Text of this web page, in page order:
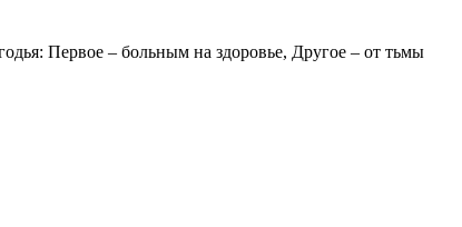
Первое – больным на здоровье, Другое – от тьмы